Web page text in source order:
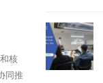
核
同推